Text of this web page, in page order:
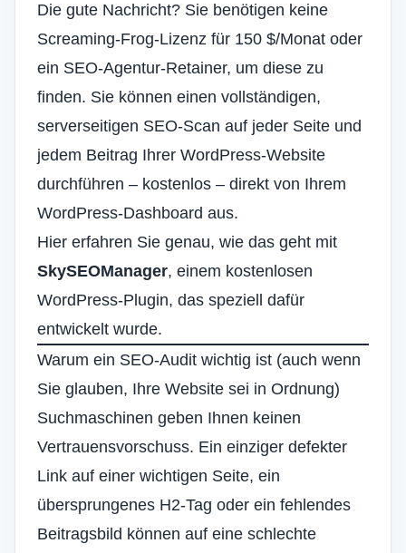
Die gute Nachricht? Sie benötigen keine
Screaming-Frog-Lizenz für 150 $/Monat oder
ein SEO-Agentur-Retainer, um diese zu
finden. Sie können einen vollständigen,
serverseitigen SEO-Scan auf jeder Seite und
jedem Beitrag Ihrer WordPress-Website
durchführen – kostenlos – direkt von Ihrem
WordPress-Dashboard aus.
Hier erfahren Sie genau, wie das geht mit
SkySEOManager, einem kostenlosen
WordPress-Plugin, das speziell dafür
entwickelt wurde.
Warum ein SEO-Audit wichtig ist (auch wenn
Sie glauben, Ihre Website sei in Ordnung)
Suchmaschinen geben Ihnen keinen
Vertrauensvorschuss. Ein einziger defekter
Link auf einer wichtigen Seite, ein
übersprungenes H2-Tag oder ein fehlendes
Beitragsbild können auf eine schlechte